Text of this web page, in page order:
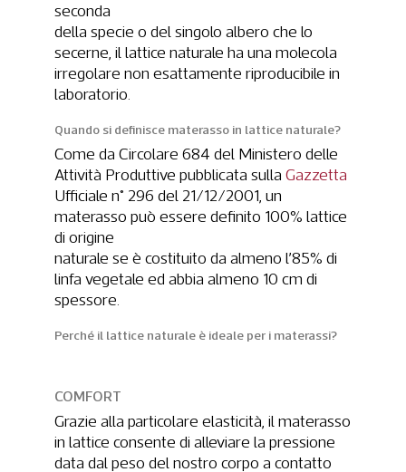
seconda
della specie o del singolo albero che lo
secerne, il lattice naturale ha una molecola
irregolare non esattamente riproducibile in
laboratorio.
Quando si definisce materasso in lattice naturale?
Come da Circolare 684 del Ministero delle
Attività Produttive pubblicata sulla Gazzetta
Ufficiale n° 296 del 21/12/2001, un
materasso può essere definito 100% lattice
di origine
naturale se è costituito da almeno l’85% di
linfa vegetale ed abbia almeno 10 cm di
spessore.
Perché il lattice naturale è ideale per i materassi?
COMFORT
Grazie alla particolare elasticità, il materasso
in lattice consente di alleviare la pressione
data dal peso del nostro corpo a contatto